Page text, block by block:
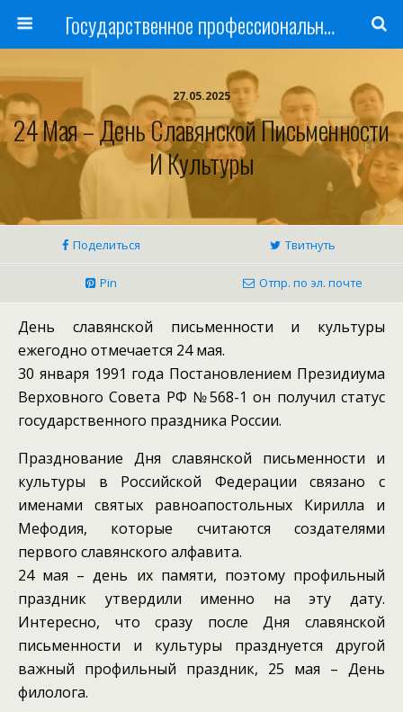
Государственное профессиональное образовательное учреждение
27.05.2025
24 Мая – День Славянской Письменности
И Культуры
Поделиться Твитнуть
Pin Отпр. по эл. почте
День славянской письменности и культуры
ежегодно отмечается 24 мая.
30 января 1991 года Постановлением Президиума
Верховного Совета РФ №568-1 он получил статус
государственного праздника России.
Празднование Дня славянской письменности и
культуры в Российской Федерации связано с
именами святых равноапостольных Кирилла и
Мефодия, которые считаются создателями
первого славянского алфавита.
24 мая – день их памяти, поэтому профильный
праздник утвердили именно на эту дату.
Интересно, что сразу после Дня славянской
письменности и культуры празднуется другой
важный профильный праздник, 25 мая – День
филолога.